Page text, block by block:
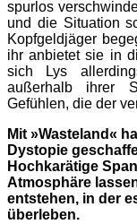
spurlos
und die Situation
Kopfgeldjäger
ihr anbietet sie in
sich Lys
außerhalb ihrer
Gefühlen, die der
Mit »Wasteland«
Dystopie
Hochkarätige
Atmosphäre
entstehen, in der
überleben.